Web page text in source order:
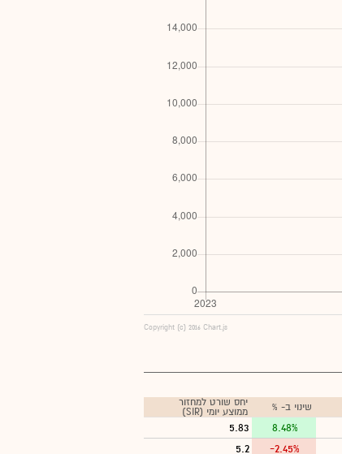
Copyright (c) 2016 Chart.js
שינוי ב- %
יחס שורט למחזור
ממוצע יומי (SIR)
8.48%
5.83
-2.45%
5.2